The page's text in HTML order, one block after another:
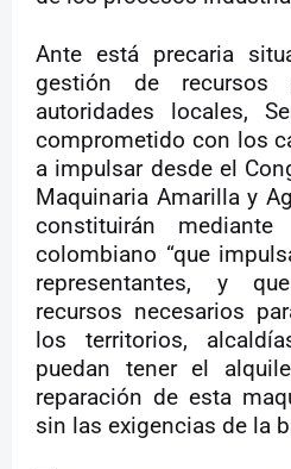
Ante está precaria
gestión de
autoridades locales,
comprometido con los
a impulsar desde el
Maquinaria Amarilla y
constituirán
colombiano “que
representantes, y
recursos necesarios
los territorios,
puedan tener el
reparación de esta
sin las exigencias de la